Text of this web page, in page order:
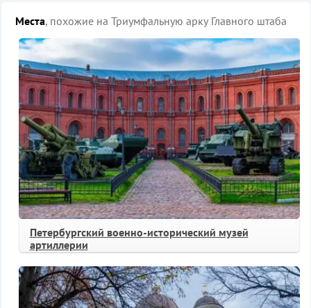
Места, похожие на Триумфальную арку Главного штаба
Петербургский военно-исторический музей
артиллерии